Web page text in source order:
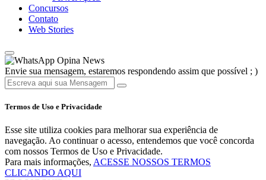
Concursos
Contato
Web Stories
Opina News
Envie sua mensagem, estaremos respondendo assim que possível ; )
Termos de Uso e Privacidade
Esse site utiliza cookies para melhorar sua experiência de
navegação. Ao continuar o acesso, entendemos que você concorda
com nossos Termos de Uso e Privacidade.
Para mais informações, ACESSE NOSSOS TERMOS
CLICANDO AQUI